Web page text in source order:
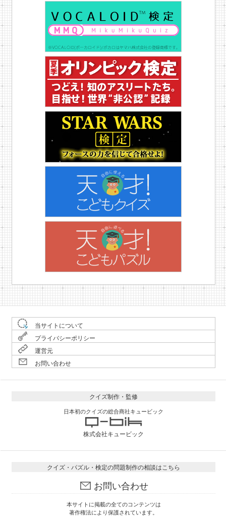
当サイトについて
プライバシーポリシー
運営元
お問い合わせ
クイズ制作・監修
日本初のクイズの総合商社キュービック
株式会社キュービック
クイズ・パズル・検定の問題制作の相談はこちら
お問い合わせ
本サイトに掲載の全てのコンテンツは
著作権法により保護されています。